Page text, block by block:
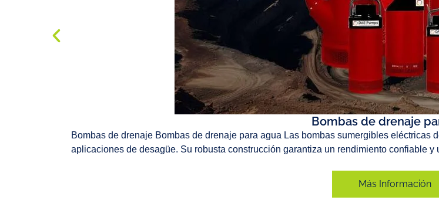
Bombas de drenaje
Bombas de drenaje Bombas de drenaje para agua Las bombas sumergibles eléctricas
aplicaciones de desagüe. Su robusta construcción garantiza un rendimiento confiable
Más Información